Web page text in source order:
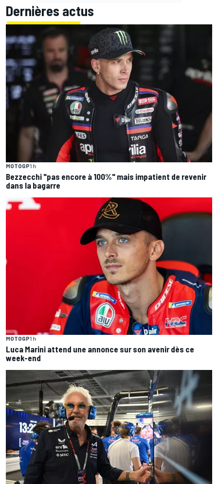
Dernières actus
MOTOGP1 h
Bezzecchi "pas encore à 100%" mais impatient de revenir
dans la bagarre
MOTOGP1 h
Luca Marini attend une annonce sur son avenir dès ce
week-end